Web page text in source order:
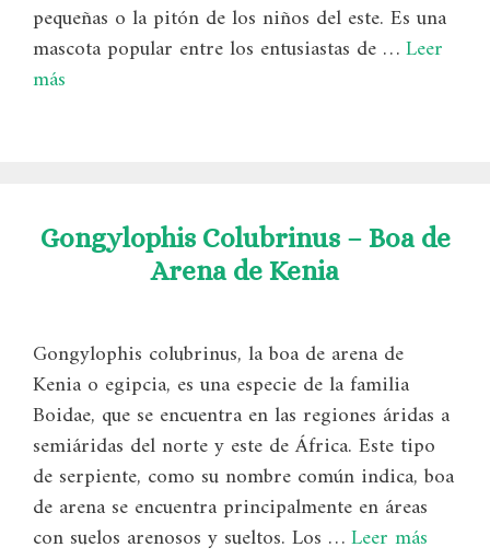
pequeñas o la pitón de los niños del este. Es una
mascota popular entre los entusiastas de …Leer
más
Gongylophis Colubrinus – Boa de
Arena de Kenia
Gongylophis colubrinus, la boa de arena de
Kenia o egipcia, es una especie de la familia
Boidae, que se encuentra en las regiones áridas a
semiáridas del norte y este de África. Este tipo
de serpiente, como su nombre común indica, boa
de arena se encuentra principalmente en áreas
con suelos arenosos y sueltos. Los …Leer más